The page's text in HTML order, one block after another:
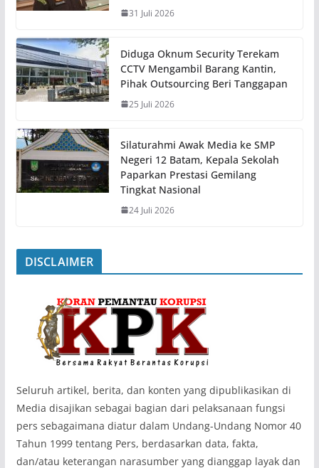
31 Juli 2026
Diduga Oknum Security Terekam
CCTV Mengambil Barang Kantin,
Pihak Outsourcing Beri Tanggapan
25 Juli 2026
Silaturahmi Awak Media ke SMP
Negeri 12 Batam, Kepala Sekolah
Paparkan Prestasi Gemilang
Tingkat Nasional
24 Juli 2026
DISCLAIMER
‎Seluruh artikel, berita, dan konten yang dipublikasikan di
Media disajikan sebagai bagian dari pelaksanaan fungsi
pers sebagaimana diatur dalam Undang-Undang Nomor 40
Tahun 1999 tentang Pers, berdasarkan data, fakta,
dan/atau keterangan narasumber yang dianggap layak dan